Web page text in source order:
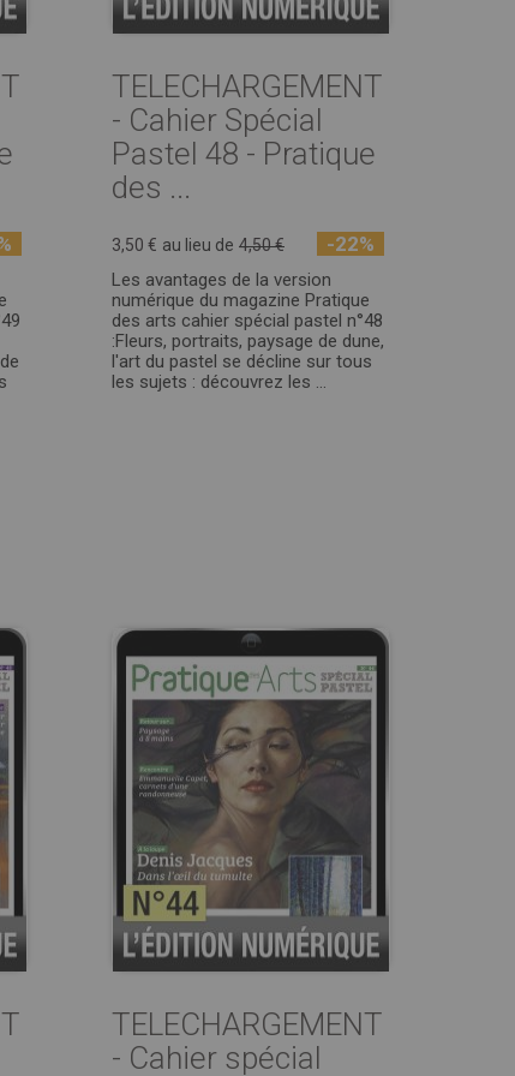
TELECHARGEMENT
- Cahier Spécial
Pastel 48 - Pratique
des ...
3,50 € au lieu de 4,50 € -22%
Les avantages de la version
numérique du magazine Pratique
des arts cahier spécial pastel n°48
:Fleurs, portraits, paysage de dune,
l'art du pastel se décline sur tous
les sujets : découvrez les ...
TELECHARGEMENT
- Cahier spécial